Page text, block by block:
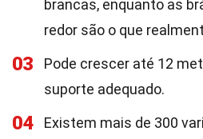
brancas, enquanto as
redor são o que
03
Pode crescer até 12
suporte adequado.
04
Existem mais de 300